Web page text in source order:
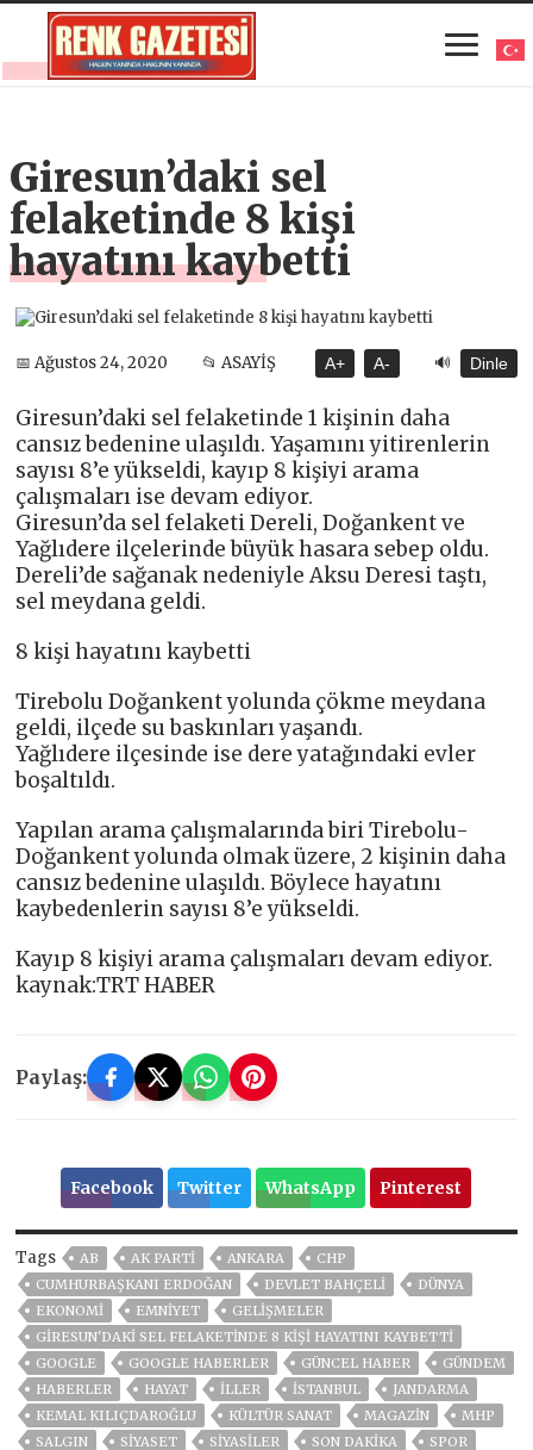
Giresun’daki sel
felaketinde 8 kişi
hayatını kaybetti
📅 Ağustos 24, 2020 📂 ASAYİŞ A+ A- 🔊 Dinle
Giresun’daki sel felaketinde 1 kişinin daha
cansız bedenine ulaşıldı. Yaşamını yitirenlerin
sayısı 8’e yükseldi, kayıp 8 kişiyi arama
çalışmaları ise devam ediyor.
Giresun’da sel felaketi Dereli, Doğankent ve
Yağlıdere ilçelerinde büyük hasara sebep oldu.
Dereli’de sağanak nedeniyle Aksu Deresi taştı,
sel meydana geldi.
8 kişi hayatını kaybetti
Tirebolu Doğankent yolunda çökme meydana
geldi, ilçede su baskınları yaşandı.
Yağlıdere ilçesinde ise dere yatağındaki evler
boşaltıldı.
Yapılan arama çalışmalarında biri Tirebolu-
Doğankent yolunda olmak üzere, 2 kişinin daha
cansız bedenine ulaşıldı. Böylece hayatını
kaybedenlerin sayısı 8’e yükseldi.
Kayıp 8 kişiyi arama çalışmaları devam ediyor.
kaynak:TRT HABER
Paylaş:
Facebook Twitter WhatsApp Pinterest
Tags AB AK PARTİ ANKARA
CHP
CUMHURBAŞKANI ERDOĞAN
DEVLET BAHÇELİ
DÜNYA
EKONOMİ
EMNİYET
GELIŞMELER
GIRESUN'DAKI SEL FELAKETINDE 8 KIŞI HAYATINI KAYBETTI
GOOGLE
GOOGLE HABERLER GÜNCEL HABER
GÜNDEM
HABERLER
HAYAT İLLER ISTANBUL
JANDARMA
KEMAL KILIÇDAROĞLU
KÜLTÜR SANAT MAGAZİN
MHP
SALGIN
SİYASET SİYASİLER SON DAKIKA
SPOR